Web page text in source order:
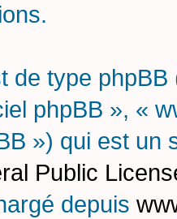
de type
phpBB », «
») qui est un
Public
depuis